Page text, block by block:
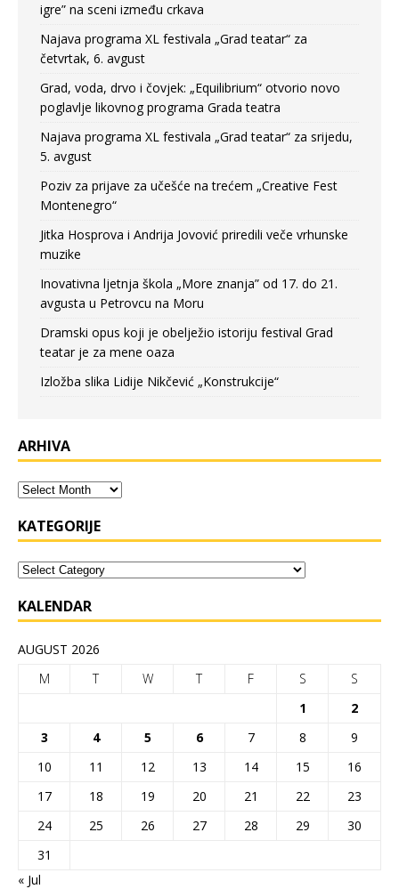
igre” na sceni između crkava
Najava programa XL festivala „Grad teatar“ za
četvrtak, 6. avgust
Grad, voda, drvo i čovjek: „Equilibrium“ otvorio novo
poglavlje likovnog programa Grada teatra
Najava programa XL festivala „Grad teatar“ za srijedu,
5. avgust
Poziv za prijave za učešće na trećem „Creative Fest
Montenegro“
Jitka Hosprova i Andrija Jovović priredili veče vrhunske
muzike
Inovativna ljetnja škola „More znanja” od 17. do 21.
avgusta u Petrovcu na Moru
Dramski opus koji je obelježio istoriju festival Grad
teatar je za mene oaza
Izložba slika Lidije Nikčević „Konstrukcije“
ARHIVA
KATEGORIJE
KALENDAR
AUGUST 2026
M
T W T F S
S
1
2
3
4 5 6 7 8
9
10
11 12 13 14 15
16
17
18 19 20 21 22
23
24
25 26 27 28 29
30
31
« Jul